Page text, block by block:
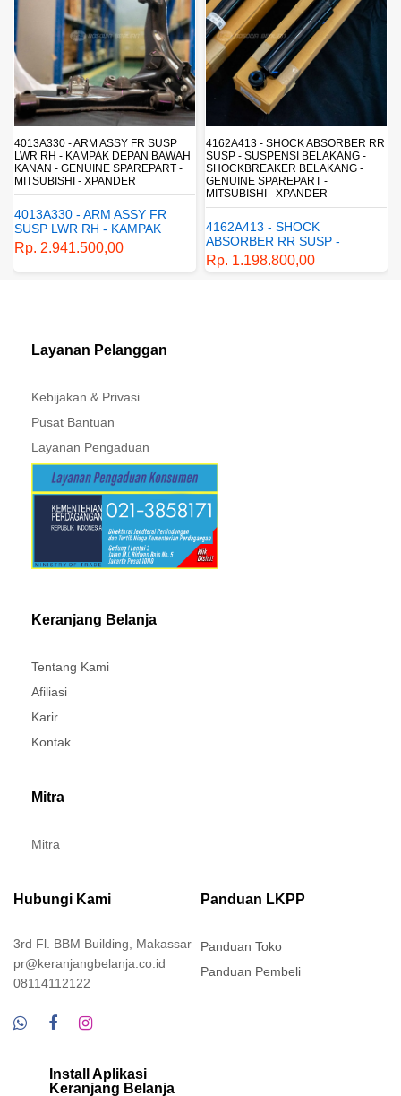
4013A330 - ARM ASSY FR SUSP
LWR RH - KAMPAK DEPAN BAWAH
KANAN - GENUINE SPAREPART -
MITSUBISHI - XPANDER
4013A330 - ARM ASSY FR
SUSP LWR RH - KAMPAK
DEPAN BAWAH KANAN -
GENUINE SPAREPART -
MITSUBISHI - XPANDER
Rp. 2.941.500,00
4162A413 - SHOCK ABSORBER RR
SUSP - SUSPENSI BELAKANG -
SHOCKBREAKER BELAKANG -
GENUINE SPAREPART -
MITSUBISHI - XPANDER
4162A413 - SHOCK
ABSORBER RR SUSP -
SUSPENSI BELAKANG -
SHOCKBREAKER BELAKANG
Rp. 1.198.800,00
Layanan Pelanggan
Kebijakan & Privasi
Pusat Bantuan
Layanan Pengaduan
Keranjang Belanja
Tentang Kami
Afiliasi
Karir
Kontak
Mitra
Mitra
Hubungi Kami
3rd Fl. BBM Building, Makassar
pr@keranjangbelanja.co.id
08114112122
Panduan LKPP
Panduan Toko
Panduan Pembeli
Install Aplikasi
Keranjang Belanja